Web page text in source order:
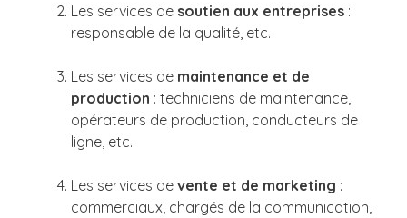
Les services de soutien aux entreprises :
responsable de la qualité, etc.
Les services de maintenance et de
production : techniciens de maintenance,
opérateurs de production, conducteurs de
ligne, etc.
Les services de vente et de marketing :
commerciaux, chargés de la communication,